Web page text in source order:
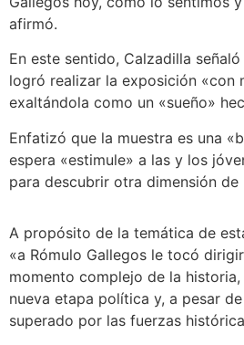
afirmó.
En este sentido, Calzadilla
logró realizar la exposición «con
exaltándola como un «sueño»
Enfatizó que la muestra es una
espera «estimule» a las y los
para descubrir otra dimensión de
A propósito de la temática de
«a Rómulo Gallegos le tocó
momento complejo de la historia,
nueva etapa política y, a pesar
superado por las fuerzas